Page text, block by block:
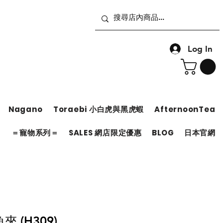
Log In
Nagano Toraebi 小白虎與黑虎蝦 AfternoonTea
＝寵物系列＝ SALES 網店限定優惠 BLOG 日本官網